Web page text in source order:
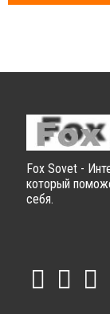
Fox Sovet -
который
себя.